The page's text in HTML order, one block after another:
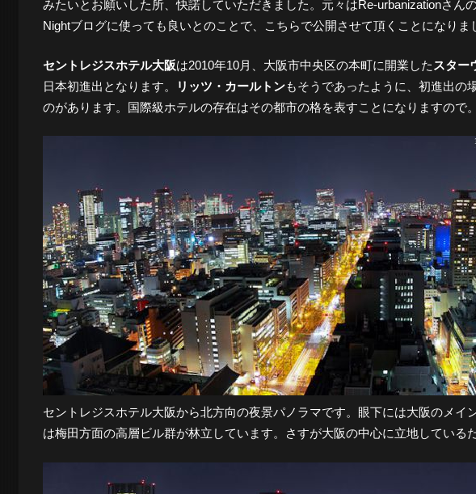
ロ
グ
-
大
阪
の
夜
景
みたいとお願いした所、快諾していただきました。元々はRe-urbanizationさん
Nightブログに使っても良いとのことで、こちらで公開させて頂くことになりま
セントレジスホテル大阪は2010年10月、大阪市中央区の本町に開業した スター
日本初進出となります。
リッツ・カールトンもそうであったように、初進出の
のがあります。国際級ホテルの存在はその都市の格を表すことになりますので。
セントレジスホテル大阪から北方向の夜景パノラマです。眼下には大阪のメイ
は梅田方面の高層ビル群が林立しています。さすが大阪の中心に立地している